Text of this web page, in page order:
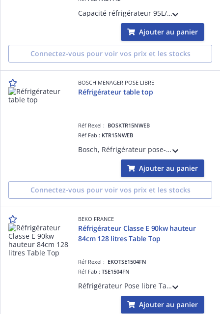
Capacité réfrigérateur 95L/ freezer 4X 16L, dégivrage auto/ manuel, pantographe, froid statique, porte réversible, 2 pieds réglables, pouvoir de congélation: 2,6KG/24H, autonomie en cas de coupoure de courant 11h, niveau sonore 40db
Ajouter au panier
Connectez-vous pour voir vos prix et les stocks
BOSCH MENAGER POSE LIBRE
Réfrigérateur table top
Réf Rexel : BOSKTR15NWEB
Réf Fab : KTR15NWEB
Bosch, Réfrigérateur pose-libre, SER2, Classe énergie E, 39 dB, Consommation électrique : 91 kWh/a, Volume total : 134 l, vol réfrigrérateur : 134 l, blanc, poignée intégrée, Dimensions (HxLxP) : 85,00 cm x 56,00 cm x 58,00 cm
Ajouter au panier
Connectez-vous pour voir vos prix et les stocks
BEKO FRANCE
Réfrigérateur Classe E 90kw hauteur
84cm 128 litres Table Top
Réf Rexel : EKOTSE1504FN
Réf Fab :TSE1504FN
Réfrigérateur Pose libre Table top Statique Volume total (litres) : 128 Volume net du réfrigérateur (litres) : 128 Volume net du congélateur (litres) : 0 Classe d'efficacité énergétique : E Niveau sonore dB(A) : 37 Type de poignée
Ajouter au panier